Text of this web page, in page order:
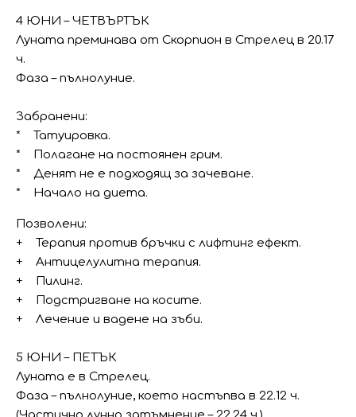
4 ЮНИ – ЧЕТВЪРТЪК
Луната преминава от Скорпион в Стрелец в 20.17
ч.
Фаза – пълнолуние.
Забранени:
* Татуировка.
* Полагане на постоянен грим.
* Денят не е подходящ за зачеване.
* Начало на диета.
Позволени:
+ Терапия против бръчки с лифтинг ефект.
+ Антицелулитна терапия.
+ Пилинг.
+ Подстригване на косите.
+ Лечение и вадене на зъби.
5 ЮНИ – ПЕТЪК
Луната е в Стрелец.
Фаза – пълнолуние, което настъпва в 22.12 ч.